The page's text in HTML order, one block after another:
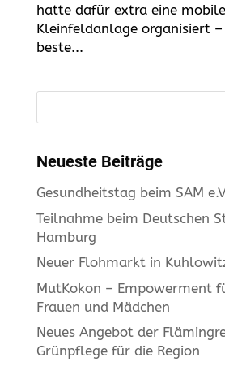
hatte dafür extra eine mobile
Kleinfeldanlage organisiert
beste...
Neueste Beiträge
Gesundheitstag beim SAM
Teilnahme beim Deutschen
Hamburg
Neuer Flohmarkt in
MutKokon – Empowerment
Frauen und Mädchen
Neues Angebot der
Grünpflege für die Region